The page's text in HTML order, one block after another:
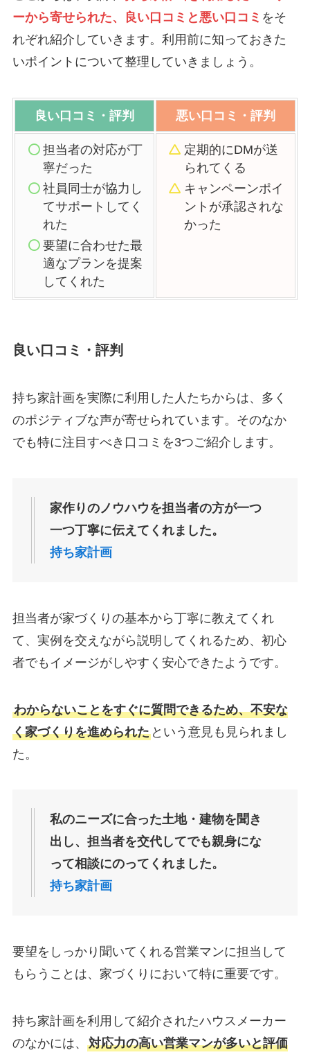
ーから寄せられた、良い口コミと悪い口コミ をそ
れぞれ紹介していきます。利用前に知っておきた
いポイントについて整理していきましょう。
良い口コミ・評判 悪い口コミ・評判
担当者の対応が丁
寧だった
社員同士が協力し
てサポートしてく
れた
要望に合わせた最
適なプランを提案
してくれた
定期的にDMが送
られてくる
キャンペーンポイ
ントが承認されな
かった
良い口コミ・評判
持ち家計画を実際に利用した人たちからは、多く
のポジティブな声が寄せられています。そのなか
でも特に注目すべき口コミを3つご紹介します。
家作りのノウハウを担当者の方が一つ
一つ丁寧に伝えてくれました。
持ち家計画
担当者が家づくりの基本から丁寧に教えてくれ
て、実例を交えながら説明してくれるため、初心
者でもイメージがしやすく安心できたようです。
わからないことをすぐに質問できるため、不安な
く家づくりを進められたという意見も見られまし
た。
私のニーズに合った土地・建物を聞き
出し、担当者を交代してでも親身にな
って相談にのってくれました。
持ち家計画
要望をしっかり聞いてくれる営業マンに担当して
もらうことは、家づくりにおいて特に重要です。
持ち家計画を利用して紹介されたハウスメーカー
のなかには、 対応力の高い営業マンが多いと評価